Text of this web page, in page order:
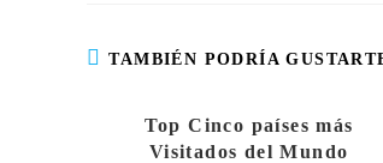
TAMBIÉN PODRÍA
Top Cinco países más
Visitados del Mundo